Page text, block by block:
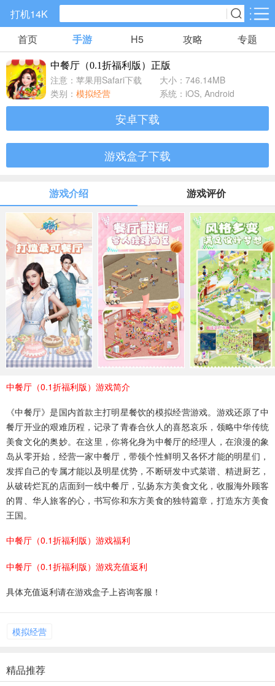
打机14K
手游分类 H5分类
精品手游
405款手游
仙侠手游
传奇手游
1961款手游
494款手游
策略塔防
1080款手游
484款手游
3166款手游
12款手游
休闲益智
750款手游
放置手游
1380款手游
模拟经营
248款手游
MMO手游
1227款手游
三国手游
1022款手游
魔幻手游
538款手游
武侠手游
189款手游
二次元
513款手游
飞行射击
48款手游
24款手游
113款手游
首页 手游 H5 攻略 专题
中餐厅（0.1折福利版）正版
注意：苹果用Safari下载
大小：746.14MB
类别： 模拟经营 系统：iOS, Android
安卓下载
游戏盒子下载
游戏介绍 游戏评价
中餐厅（0.1折福利版）游戏简介
《中餐厅》是国内首款主打明星餐饮的模拟经营游戏。游戏还原了中
餐厅开业的艰难历程，记录了青春合伙人的喜怒哀乐，领略中华传统
美食文化的奥妙。在这里，你将化身为中餐厅的经理人，在浪漫的象
岛从零开始，经营一家中餐厅，带领个性鲜明又各怀才能的明星们，
发挥自己的专属才能以及明星优势，不断研发中式菜谱、精进厨艺，
从破砖烂瓦的店面到一线中餐厅，弘扬东方美食文化，收服海外顾客
的胃、华人旅客的心，书写你和东方美食的独特篇章，打造东方美食
王国。
中餐厅（0.1折福利版）游戏福利
中餐厅（0.1折福利版）游戏充值返利
具体充值返利请在游戏盒子上咨询客服！
模拟经营
精品推荐